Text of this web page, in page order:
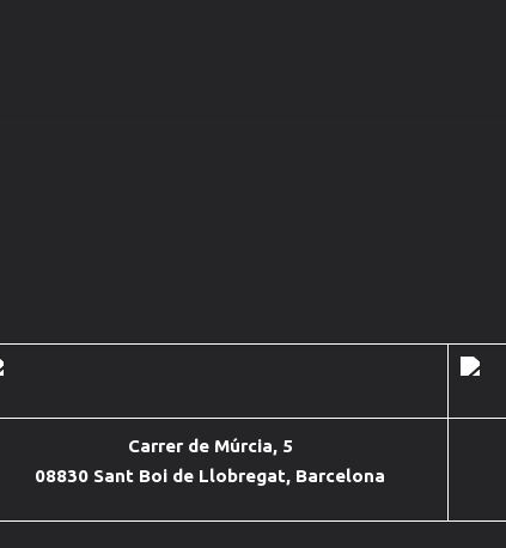
Carrer de Múrcia, 5
08830 Sant Boi de Llobregat, Barcelona